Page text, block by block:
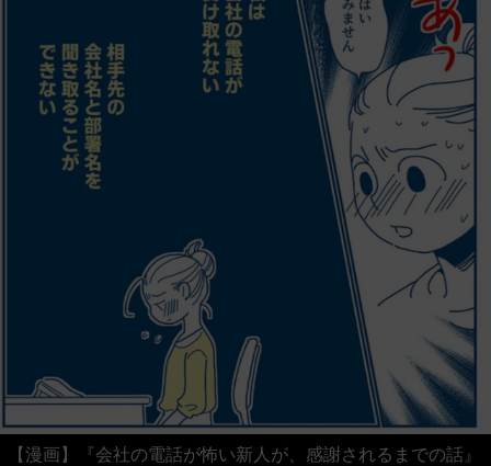
【漫画】『会社の電話が怖い新人が、感謝されるまでの話』